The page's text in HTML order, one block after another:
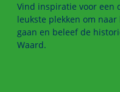
Vind inspiratie voor een
leukste plekken om
gaan en beleef de
Waard.